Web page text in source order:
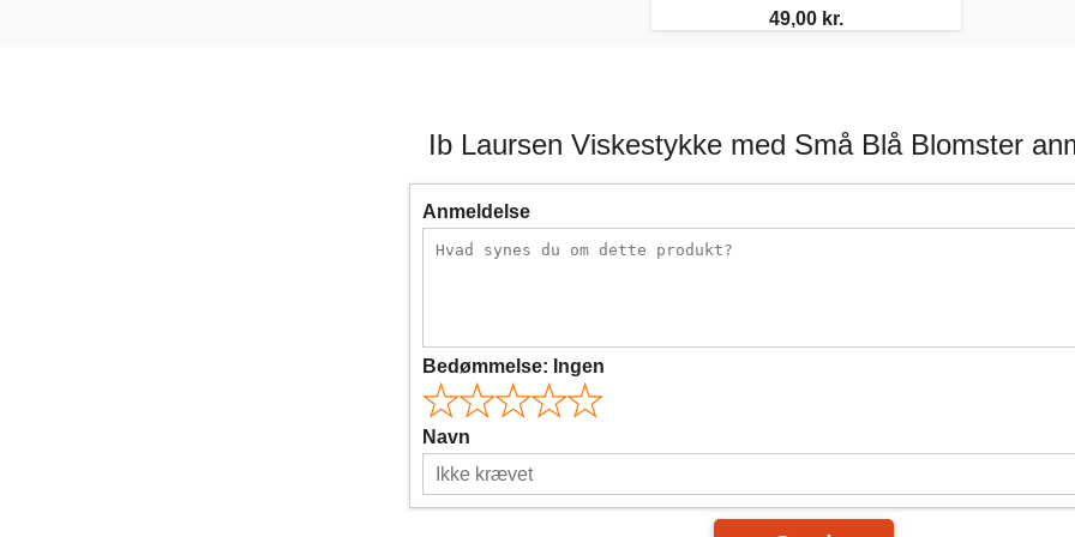
49,00 kr.
Ib Laursen Viskestykke med Små Blå Blomster
Anmeldelse
Bedømmelse: Ingen
Navn